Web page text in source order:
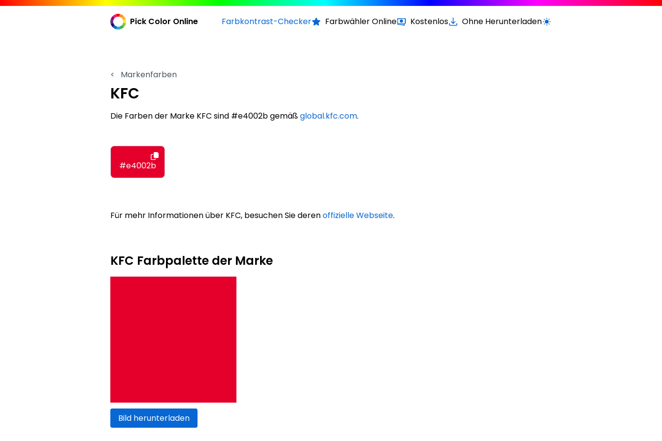
Pick Color Online Farbkontrast-Checker Farbwähler Online Kostenlos Ohne HerunterladenWechseln zur hellen / dunklen
< Markenfarben
KFC
Die Farben der Marke KFC sind #e4002b gemäßglobal.kfc.com.
#e4002b
Für mehr Informationen über KFC, besuchen Sie derenoffizielle Webseite.
KFC Farbpalette der Marke
Bild herunterladen